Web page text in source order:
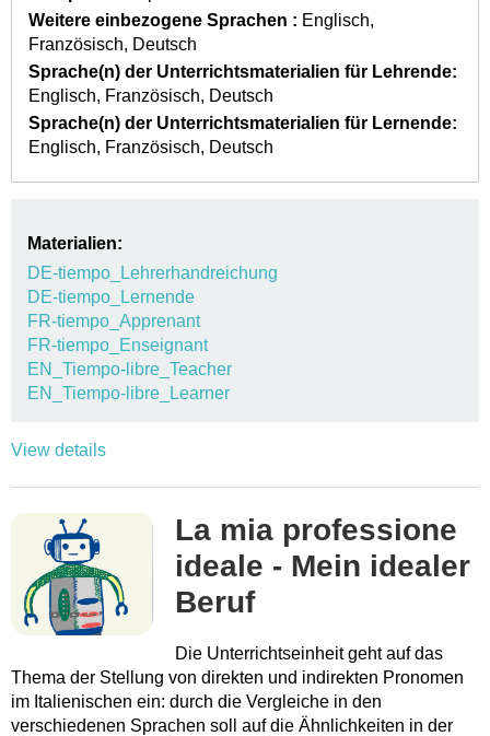
Weitere einbezogene Sprachen : Englisch
Französisch
Deutsch
Sprache(n) der Unterrichtsmaterialien für Lehrende:
Englisch
Französisch
Deutsch
Sprache(n) der Unterrichtsmaterialien für Lernende:
Englisch
Französisch Deutsch
Materialien:
DE-tiempo_Lehrerhandreichung
DE-tiempo_Lernende
FR-tiempo_Apprenant
FR-tiempo_Enseignant
EN_Tiempo-libre_Teacher
EN_Tiempo-libre_Learner
View details
La mia professione
ideale - Mein idealer
Beruf
Die Unterrichtseinheit geht auf das
Thema der Stellung von direkten und indirekten Pronomen
im Italienischen ein: durch die Vergleiche in den
verschiedenen Sprachen soll auf die Ähnlichkeiten in der